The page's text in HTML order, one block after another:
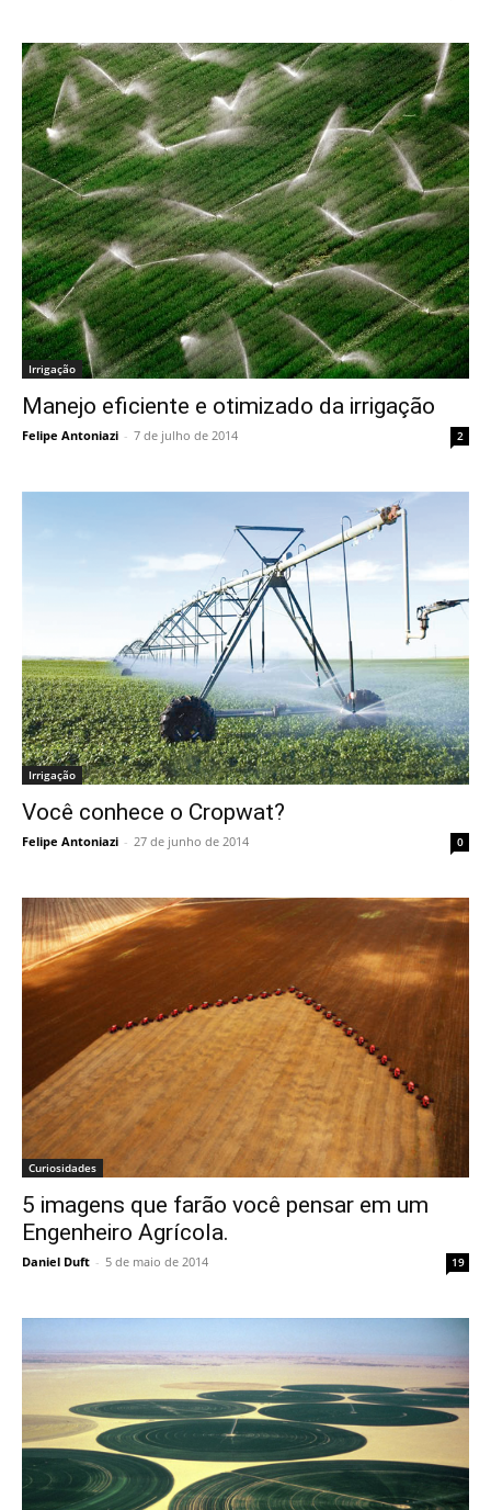
Irrigação
Manejo eficiente e otimizado da irrigação
Felipe Antoniazi - 7 de julho de 2014 2
Irrigação
Você conhece o Cropwat?
Felipe Antoniazi - 27 de junho de 2014 0
Curiosidades
5 imagens que farão você pensar em um
Engenheiro Agrícola.
Daniel Duft - 5 de maio de 2014 19